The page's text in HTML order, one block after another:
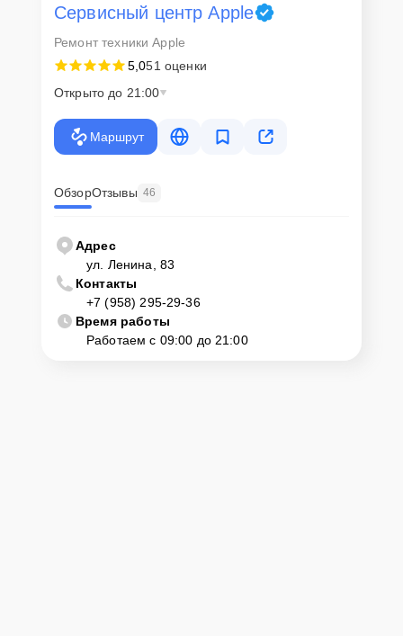
Сервисный центр Apple
Ремонт техники Apple
5,051 оценки
Открыто до 21:00
Маршрут
ОбзорОтзывы 46
Адрес
ул. Ленина, 83
Контакты
+7 (958) 295-29-36
Время работы
Работаем с 09:00 до 21:00